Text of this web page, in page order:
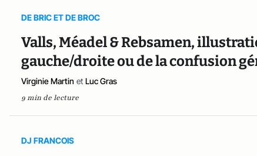
DE BRIC ET DE BROC
Valls, Méadel & Rebsamen,
gauche/droite ou de la confusion
Virginie Martin et Luc Gras
9 min de lecture
DJ FRANCOIS